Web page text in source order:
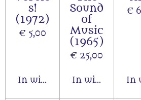
s!
(1972)
€ 5,00
In winkelwagen
Sound
of
Music
(1965)
€ 25,00
In
€
In